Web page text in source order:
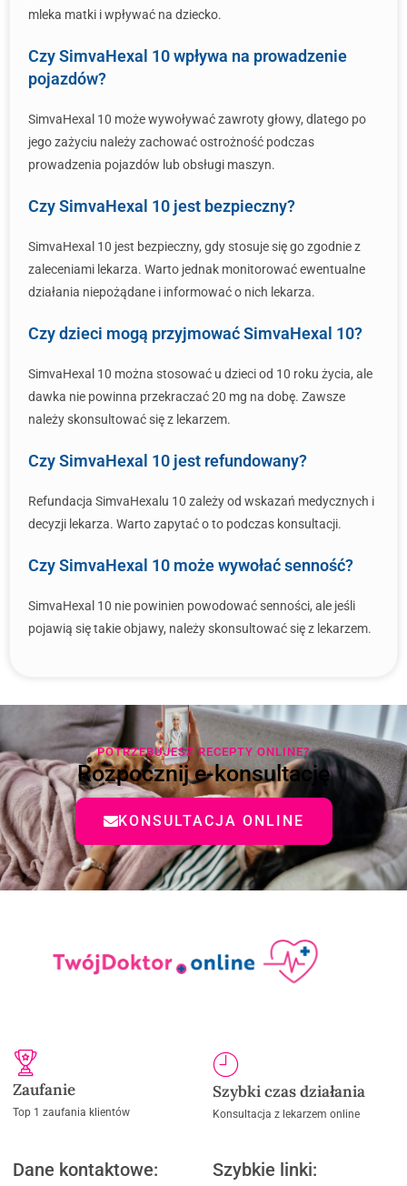
mleka matki i wpływać na dziecko.
Czy SimvaHexal 10 wpływa na prowadzenie
pojazdów?
SimvaHexal 10 może wywoływać zawroty głowy, dlatego po
jego zażyciu należy zachować ostrożność podczas
prowadzenia pojazdów lub obsługi maszyn.
Czy SimvaHexal 10 jest bezpieczny?
SimvaHexal 10 jest bezpieczny, gdy stosuje się go zgodnie z
zaleceniami lekarza. Warto jednak monitorować ewentualne
działania niepożądane i informować o nich lekarza.
Czy dzieci mogą przyjmować SimvaHexal 10?
SimvaHexal 10 można stosować u dzieci od 10 roku życia, ale
dawka nie powinna przekraczać 20 mg na dobę. Zawsze
należy skonsultować się z lekarzem.
Czy SimvaHexal 10 jest refundowany?
Refundacja SimvaHexalu 10 zależy od wskazań medycznych i
decyzji lekarza. Warto zapytać o to podczas konsultacji.
Czy SimvaHexal 10 może wywołać senność?
SimvaHexal 10 nie powinien powodować senności, ale jeśli
pojawią się takie objawy, należy skonsultować się z lekarzem.
POTRZEBUJESZ RECEPTY ONLINE?
Rozpocznij e-konsultację
KONSULTACJA ONLINE
Zaufanie
Top 1 zaufania klientów
Szybki czas działania
Konsultacja z lekarzem online
Dane kontaktowe: Szybkie linki: